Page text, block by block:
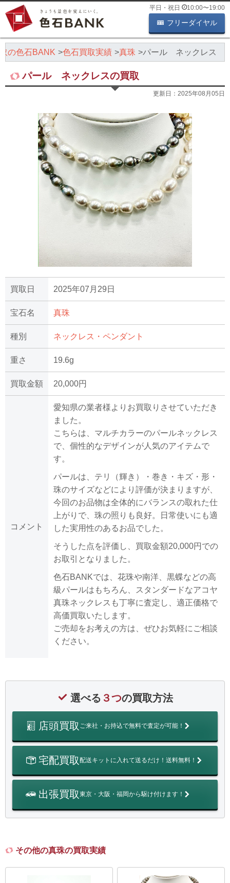
平日・祝日 10:00〜19:00
フリーダイヤル
の色石BANK 色石買取実績 真珠 パール ネックレス
パール ネックレスの買取
更新日： 2025年08月05日
買取日 2025年07月29日
宝石名 真珠
種別 ネックレス・ペンダント
重さ 19.6g
買取金額 20,000円
コメント
愛知県の業者様よりお買取りさせていただき
ました。
こちらは、マルチカラーのパールネックレス
で、個性的なデザインが人気のアイテムで
す。
パールは、テリ（輝き）・巻き・キズ・形・
珠のサイズなどにより評価が決まりますが、
今回のお品物は全体的にバランスの取れた仕
上がりで、珠の照りも良好。日常使いにも適
した実用性のあるお品でした。
そうした点を評価し、買取金額20,000円での
お取引となりました。
色石BANKでは、花珠や南洋、黒蝶などの高
級パールはもちろん、スタンダードなアコヤ
真珠ネックレスも丁寧に査定し、適正価格で
高価買取いたします。
ご売却をお考えの方は、ぜひお気軽にご相談
ください。
選べる ３つの買取方法
店頭買取 ご来社・お持込で無料で査定が可能！
宅配買取配送キットに入れて送るだけ！送料無料！
出張買取東京・大阪・福岡から駆け付けます！
その他の真珠の買取実績